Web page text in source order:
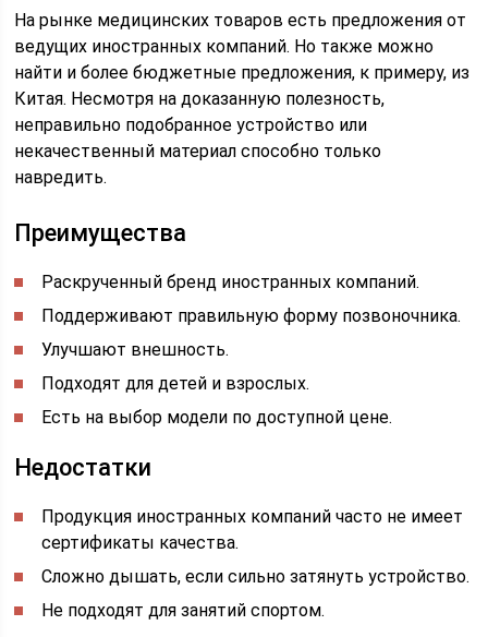
На рынке медицинских товаров есть предложения от
ведущих иностранных компаний. Но также можно
найти и более бюджетные предложения, к примеру, из
Китая. Несмотря на доказанную полезность,
неправильно подобранное устройство или
некачественный материал способно только
навредить.
Преимущества
Раскрученный бренд иностранных компаний.
Поддерживают правильную форму позвоночника.
Улучшают внешность.
Подходят для детей и взрослых.
Есть на выбор модели по доступной цене.
Недостатки
Продукция иностранных компаний часто не имеет
сертификаты качества.
Сложно дышать, если сильно затянуть устройство.
Не подходят для занятий спортом.